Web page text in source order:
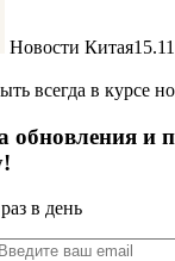
Новости Китая
всегда в курсе
обновления и
в день